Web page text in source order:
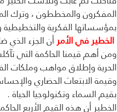
المفكرون والمخططون ، وترك
بمؤسساتها الفكرية والتخطيطية
الخطير في الأمر أن الجزء الذي
ومن أهم قيمنا الحاكمة التي
الحرية وإطلاق مواهب وملكات
وقيمة الابتعاث الحضاري
بقيم السماء وتكنولوجيا الحياة .
الخطير أن هذه القيم الأربع